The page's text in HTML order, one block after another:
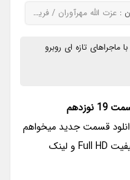
: عزت الله مهرآوران / فرید سجادی حسینی / بابک کریمی / حامد بهداد / مهدی حسینی نیا
ماجراهای تازه ای روبرو
قسمت جدید میخواهم
زنده بمانم {قسمت 19} به همراه برترین کیفیت Full HD و لینک